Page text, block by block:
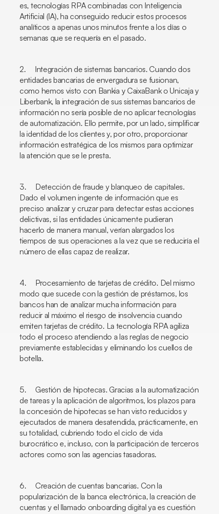
es, tecnologías RPA combinadas con Inteligencia
Artificial (IA), ha conseguido reducir estos procesos
analíticos a apenas unos minutos frente a los días o
semanas que se requería en el pasado.
2. Integración de sistemas bancarios. Cuando dos
entidades bancarias de envergadura se fusionan,
como hemos visto con Bankia y CaixaBank o Unicaja y
Liberbank, la integración de sus sistemas bancarios de
información no sería posible de no aplicar tecnologías
de automatización. Ello permite, por un lado, simplificar
la identidad de los clientes y, por otro, proporcionar
información estratégica de los mismos para optimizar
la atención que se le presta.
3. Detección de fraude y blanqueo de capitales.
Dado el volumen ingente de información que es
preciso analizar y cruzar para detectar estas acciones
delictivas, si las entidades únicamente pudieran
hacerlo de manera manual, verían alargados los
tiempos de sus operaciones a la vez que se reduciría el
número de ellas capaz de realizar.
4. Procesamiento de tarjetas de crédito. Del mismo
modo que sucede con la gestión de préstamos, los
bancos han de analizar mucha información para
reducir al máximo el riesgo de insolvencia cuando
emiten tarjetas de crédito. La tecnología RPA agiliza
todo el proceso atendiendo a las reglas de negocio
previamente establecidas y eliminando los cuellos de
botella.
5. Gestión de hipotecas. Gracias a la automatización
de tareas y la aplicación de algoritmos, los plazos para
la concesión de hipotecas se han visto reducidos y
ejecutados de manera desatendida, prácticamente, en
su totalidad, cubriendo todo el ciclo de vida
burocrático e, incluso, con la participación de terceros
actores como son las agencias tasadoras.
6. Creación de cuentas bancarias. Con la
popularización de la banca electrónica, la creación de
cuentas y el llamado onboarding digital ya es cuestión